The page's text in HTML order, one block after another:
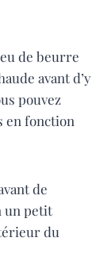
de beurre
avant d’y
pouvez
en fonction
de
un petit
du